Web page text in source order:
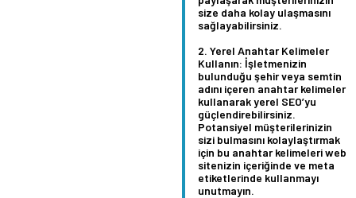
size daha kolay ulaşmasını
sağlayabilirsiniz.
Yerel Anahtar Kelimeler
Kullanın: İşletmenizin
bulunduğu şehir veya semtin
adını içeren anahtar kelimeler
kullanarak yerel SEO’yu
güçlendirebilirsiniz.
Potansiyel müşterilerinizin
sizi bulmasını kolaylaştırmak
için bu anahtar kelimeleri web
sitenizin içeriğinde ve meta
etiketlerinde kullanmayı
unutmayın.